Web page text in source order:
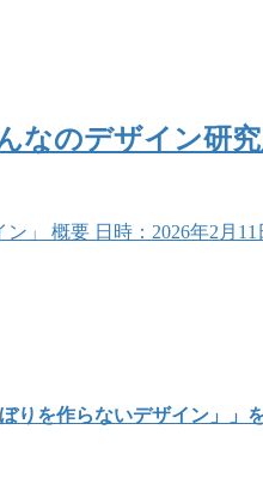
なのデザイン研
」 概要 日時：2026年2月
りを作らないデザイン」」